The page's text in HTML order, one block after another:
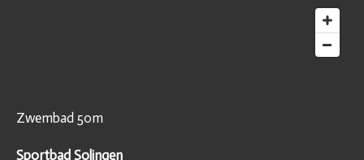
Zwembad 50m
Sportbad Solingen